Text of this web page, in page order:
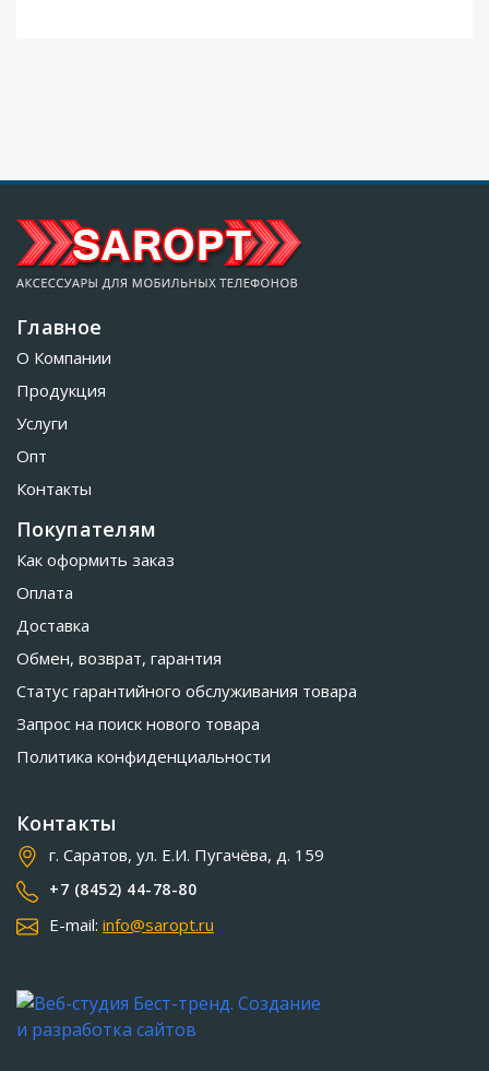
Главное
О Компании
Продукция
Услуги
Опт
Контакты
Покупателям
Как оформить заказ
Оплата
Доставка
Обмен, возврат, гарантия
Статус гарантийного обслуживания товара
Запрос на поиск нового товара
Политика конфиденциальности
Контакты
г. Саратов, ул. Е.И. Пугачёва, д. 159
+7 (8452) 44-78-80
E-mail: info@saropt.ru